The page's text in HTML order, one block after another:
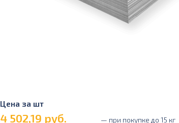
Цена за шт
4 502,19 руб.
— при покупке до 15 кг